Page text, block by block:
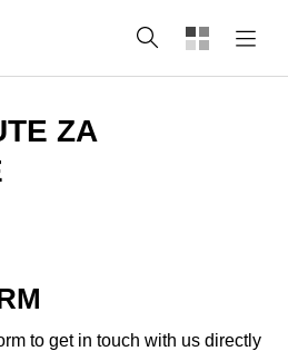
Tražilica
ZA
to get in touch with us directly